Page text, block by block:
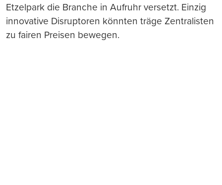
Etzelpark die Branche in Aufruhr versetzt. Einzig
innovative Disruptoren könnten träge Zentralisten
zu fairen Preisen bewegen.